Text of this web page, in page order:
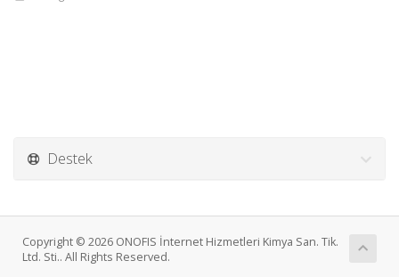
Destek
Copyright © 2026 ONOFIS İnternet Hizmetleri Kimya San. Tik.
Ltd. Sti.. All Rights Reserved.